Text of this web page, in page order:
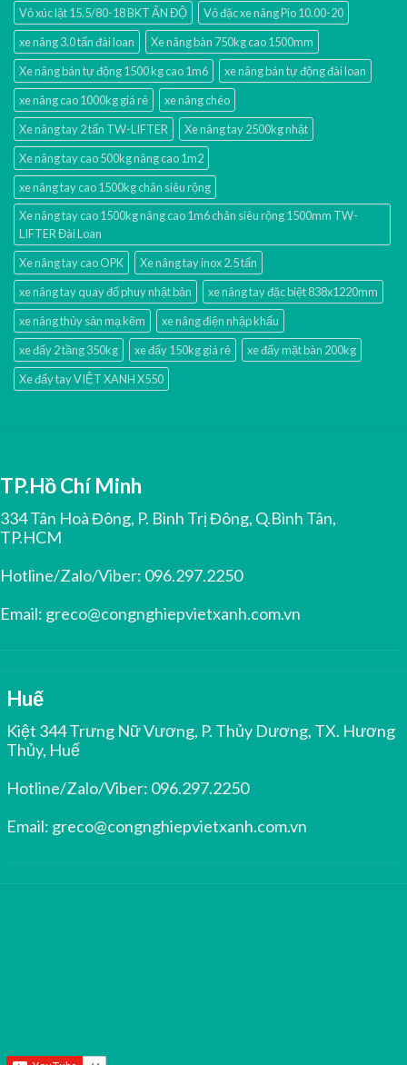
Vỏ xúc lật 15.5/80-18 BKT ẤN ĐỘ
Vỏ đặc xe nâng Pio 10.00-20
xe nâng 3.0 tấn đài loan
Xe nâng bàn 750kg cao 1500mm
Xe nâng bán tự động 1500 kg cao 1m6
xe nâng bán tự động đài loan
xe nâng cao 1000kg giá rẻ
xe nâng chéo
Xe nâng tay 2 tấn TW-LIFTER
Xe nâng tay 2500kg nhật
Xe nâng tay cao 500kg nâng cao 1m2
xe nâng tay cao 1500kg chân siêu rộng
Xe nâng tay cao 1500kg nâng cao 1m6 chân siêu rộng 1500mm TW-
LIFTER Đài Loan
Xe nâng tay cao OPK
Xe nâng tay inox 2.5 tấn
xe nâng tay quay đổ phuy nhật bản
xe nâng tay đặc biệt 838x1220mm
xe nâng thủy sản mạ kẽm
xe nâng điện nhập khấu
xe đẩy 2 tầng 350kg
xe đẩy 150kg giá rẻ
xe đẩy mặt bàn 200kg
Xe đẩy tay VIỆT XANH X550
TP.Hồ Chí Minh
334 Tân Hoà Đông, P. Bình Trị Đông, Q.Bình Tân,
TP.HCM
Hotline/Zalo/Viber: 096.297.2250
Email: greco@congnghiepvietxanh.com.vn
Huế
Kiệt 344 Trưng Nữ Vương, P. Thủy Dương, TX. Hương
Thủy, Huế
Hotline/Zalo/Viber: 096.297.2250
Email: greco@congnghiepvietxanh.com.vn